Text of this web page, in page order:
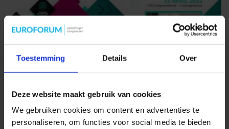
Toestemming Details Over
Deze website maakt gebruik van cookies
We gebruiken cookies om content en advertenties te
personaliseren, om functies voor social media te bieden
Gedragsverandering door gamification, kansen en valkuilen